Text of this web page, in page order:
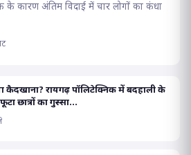
कारण अंतिम विदाई में चार लोगों का कंधा
कैदखाना? रायगढ़ पॉलिटेक्निक में बदहाली के
छात्रों का गुस्सा...